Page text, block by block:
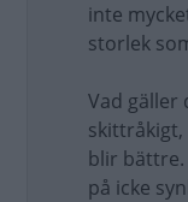
inte
storlek
Vad gäller
skittråkigt,
blir bättre.
på icke